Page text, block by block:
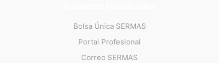
Bolsa Única SERMAS
Portal Profesional
Correo SERMAS